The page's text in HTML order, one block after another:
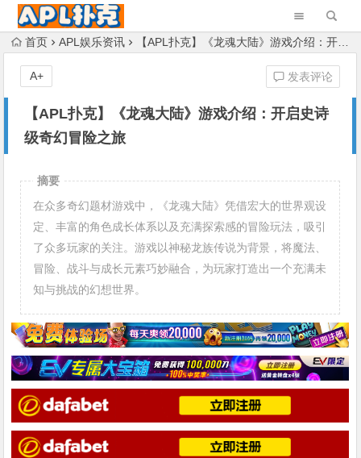
首页 APL娱乐资讯 【APL扑克】《龙魂大陆》游戏介绍：开启史诗级奇幻冒险之旅
【APL扑克】《龙魂大陆》游戏介绍：开启史诗
级奇幻冒险之旅
发表评论
A+
摘要
在众多奇幻题材游戏中，《龙魂大陆》凭借宏大的世界观设
定、丰富的角色成长体系以及充满探索感的冒险玩法，吸引
了众多玩家的关注。游戏以神秘龙族传说为背景，将魔法、
冒险、战斗与成长元素巧妙融合，为玩家打造出一个充满未
知与挑战的幻想世界。